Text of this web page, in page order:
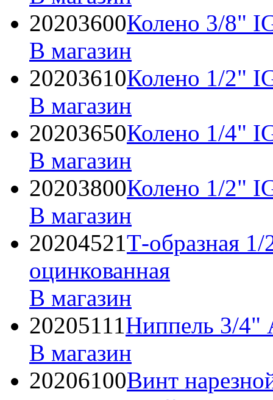
20203600Колено 3/8"
В магазин
20203610Колено 1/2"
В магазин
20203650Колено 1/4"
В магазин
20203800Колено 1/2"
В магазин
20204521Т-образная
оцинкованная
В магазин
20205111Ниппель 3/4"
В магазин
20206100Винт